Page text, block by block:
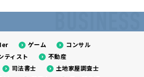
BUSINESS
ゲーム
コンサル
ティスト
不動産
司法書士
土地家屋調査士